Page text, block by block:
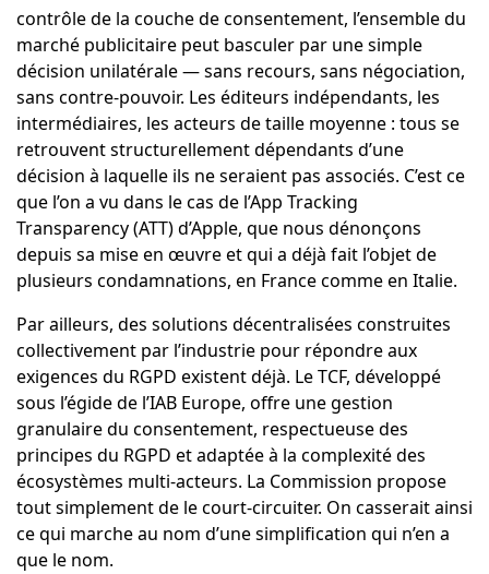
contrôle de la couche de consentement, l’ensemble du
marché publicitaire peut basculer par une simple
décision unilatérale — sans recours, sans négociation,
sans contre-pouvoir. Les éditeurs indépendants, les
intermédiaires, les acteurs de taille moyenne : tous se
retrouvent structurellement dépendants d’une
décision à laquelle ils ne seraient pas associés. C’est ce
que l’on a vu dans le cas de l’App Tracking
Transparency (ATT) d’Apple, que nous dénonçons
depuis sa mise en œuvre et qui a déjà fait l’objet de
plusieurs condamnations, en France comme en Italie.
Par ailleurs, des solutions décentralisées construites
collectivement par l’industrie pour répondre aux
exigences du RGPD existent déjà. Le TCF, développé
sous l’égide de l’IAB Europe, offre une gestion
granulaire du consentement, respectueuse des
principes du RGPD et adaptée à la complexité des
écosystèmes multi-acteurs. La Commission propose
tout simplement de le court-circuiter. On casserait ainsi
ce qui marche au nom d’une simplification qui n’en a
que le nom.